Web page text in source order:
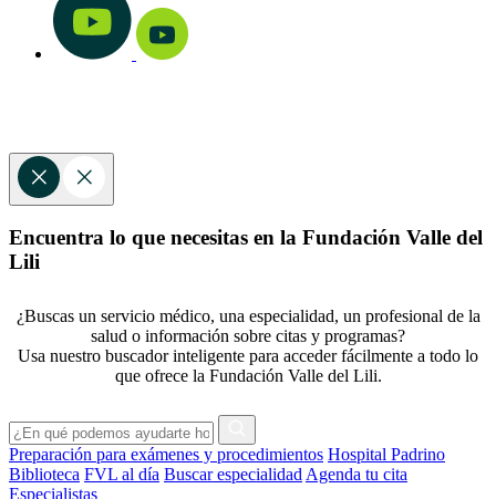
Encuentra lo que necesitas en la Fundación Valle del
Lili
¿Buscas un servicio médico, una especialidad, un profesional de la
salud o información sobre citas y programas?
Usa nuestro buscador inteligente para acceder fácilmente a todo lo
que ofrece la Fundación Valle del Lili.
Preparación para exámenes y procedimientos Hospital Padrino
Biblioteca FVL al día Buscar especialidad Agenda tu cita
Especialistas